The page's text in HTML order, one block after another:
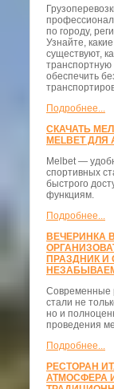
по городу,
Узнайте,
существуют,
обеспечить
Подробнее...
СКАЧАТЬ
MELBET ДЛЯ
Melbet —
спортивных
быстрого
функциям.
Подробнее...
ВЕЧЕРИНКА
ПРАЗДНИК И
Современные
стали не
но и
проведения
Подробнее...
РЕСТОРАН
АТМОСФЕРА